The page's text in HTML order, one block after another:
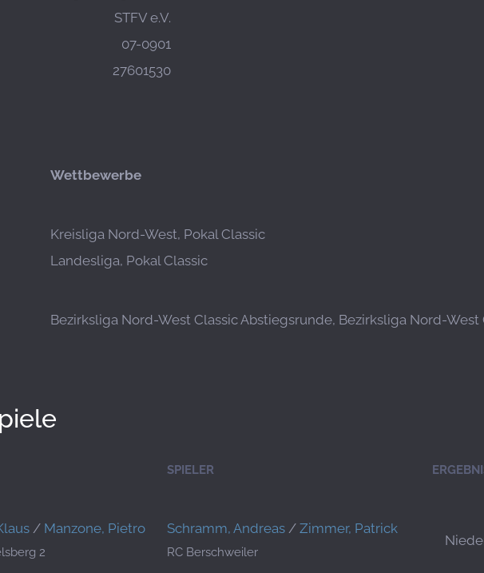
STFV e.V.
07-0901
27601530
Wettbewerbe
Kreisliga Nord-West, Pokal Classic
Landesliga, Pokal Classic
Bezirksliga Nord-West Classic Abstiegsrunde, Bezirksliga Nord-West
SPIELER
/ Manzone, Pietro
2
Schramm, Andreas / Zimmer, Patrick
RC Berschweiler